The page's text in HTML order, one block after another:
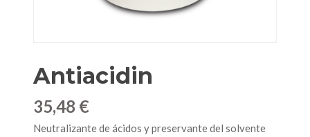
Antiacidin
35,48 €
Neutralizante de ácidos y preservante del solvente